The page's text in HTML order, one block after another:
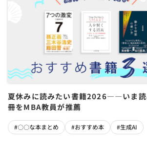
夏休みに読みたい書籍2026――いま読
冊をMBA教員が推薦
#〇〇な本まとめ #おすすめ本 #生成AI